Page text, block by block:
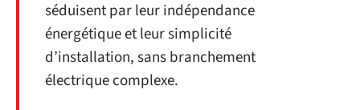
séduisent par leur indépendance
énergétique et leur simplicité
d’installation, sans branchement
électrique complexe.